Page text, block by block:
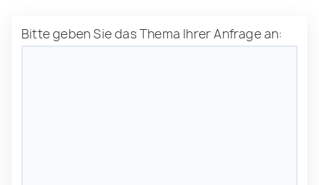
Bitte geben Sie das Thema Ihrer Anfrage an: